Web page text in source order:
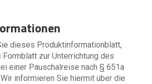
dieses Produktinformationblatt,
zur Unterrichtung des
einer Pauschalreise nach § 651a
Wir informieren Sie hiermit über die